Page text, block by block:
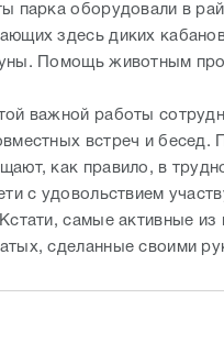
парка оборудовали в
здесь диких
Помощь животным
важной работы
встреч и
как правило, в
с удовольствием
самые активные
сделанные своими